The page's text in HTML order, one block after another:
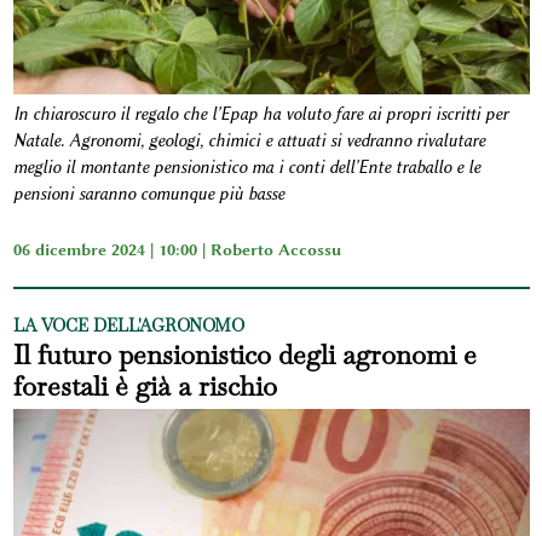
In chiaroscuro il regalo che l'Epap ha voluto fare ai propri iscritti per
Natale. Agronomi, geologi, chimici e attuati si vedranno rivalutare
meglio il montante pensionistico ma i conti dell'Ente traballo e le
pensioni saranno comunque più basse
06 dicembre 2024 | 10:00 | Roberto Accossu
LA VOCE DELL'AGRONOMO
Il futuro pensionistico degli agronomi e
forestali è già a rischio